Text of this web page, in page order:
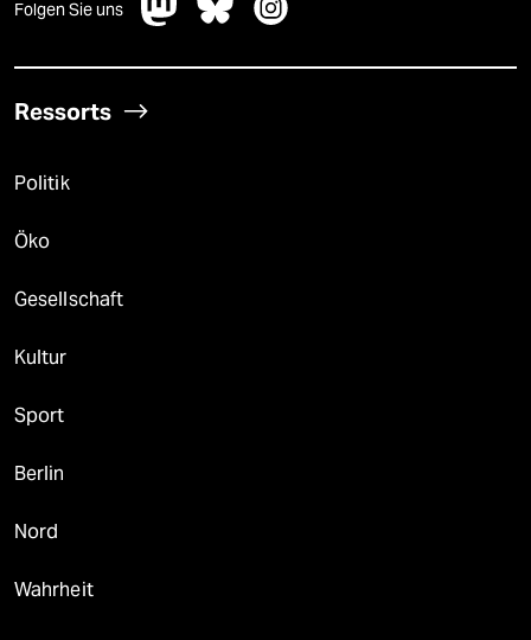
Folgen Sie uns
Ressorts
Politik
Öko
Gesellschaft
Kultur
Sport
Berlin
Nord
Wahrheit